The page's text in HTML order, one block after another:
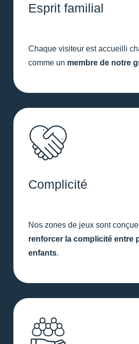
Esprit familial
Chaque visiteur est accueilli
comme un membre de notre
Complicité
Nos zones de jeux sont
renforcer la complicité entre
enfants.